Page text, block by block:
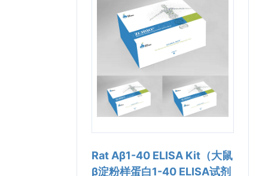
Rat Aβ1-40 ELISA Kit（大鼠
β淀粉样蛋白1-40 ELISA试剂